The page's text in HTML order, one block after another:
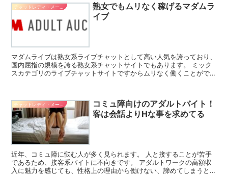
熟女でもムリなく稼げるマダムラ
イブ
マダムライブは熟女系ライブチャットとして高い人気を誇っており、
国内屈指の規模を誇る熟女系チャットサイトでもあります。 ミック
スカテゴリのライブチャットサイトですからムリなく働くことができ
コミュ障向けのアダルトバイト！
客は会話よりHな事を求めてる
近年、コミュ障に悩む人が多く見られます。 人と接することが苦手
であるため、接客系バイトに不向きです。 アダルトワークの高額収
入に魅力を感じても、性格上の理由から働けない、諦めてしまうとい